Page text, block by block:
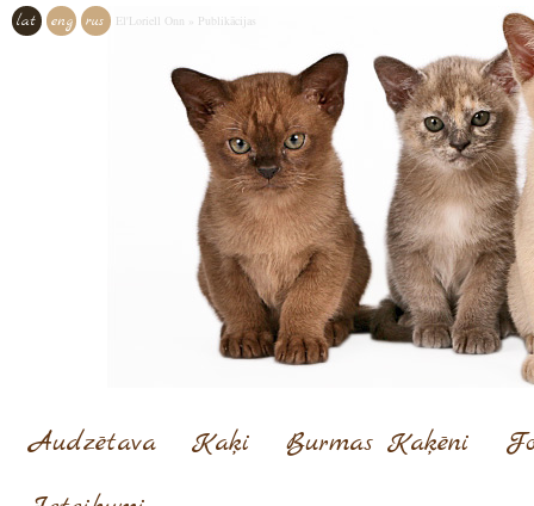
lat eng rus El'Loriell Onn Publikācijas
Audzētava Kaķi Burmas Kaķēni